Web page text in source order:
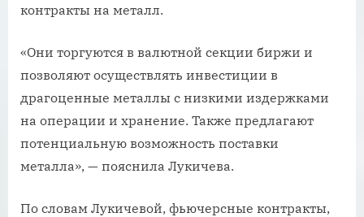
контракты на металл.
«Они торгуются в валютной секции биржи и
позволяют осуществлять инвестиции в
драгоценные металлы с низкими издержками
на операции и хранение. Также предлагают
потенциальную возможность поставки
металла», — пояснила Лукичева.
По словам Лукичевой, фьючерсные контракты,